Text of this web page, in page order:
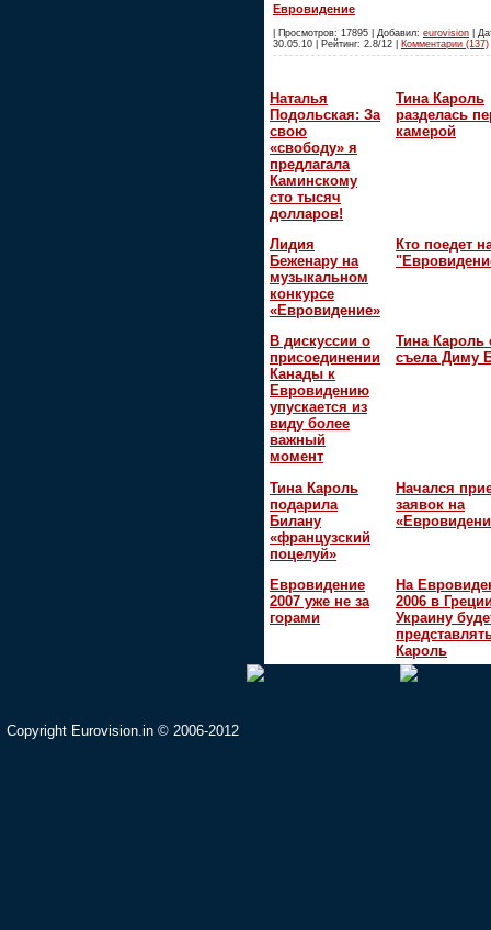
Евровидение
| Просмотров: 17895 | Добавил: eurovision |
30.05.10 | Рейтинг: 2.8/12 | Комментарии (137)
Наталья
Подольская: За
свою
«свободу» я
предлагала
Каминскому
сто тысяч
долларов!
Тина Кароль
разделась
камерой
Лидия
Беженару на
музыкальном
конкурсе
«Евровидение»
Кто поедет
В дискуссии о
присоединении
Канады к
Евровидению
упускается из
виду более
важный
момент
Тина Кароль
съела Диму
Тина Кароль
подарила
Билану
«французский
поцелуй»
Начался
заявок на
Евровидение
2007 уже не за
горами
На
2006 в
Украину
Кароль
Copyright Eurovision.in © 2006-2012